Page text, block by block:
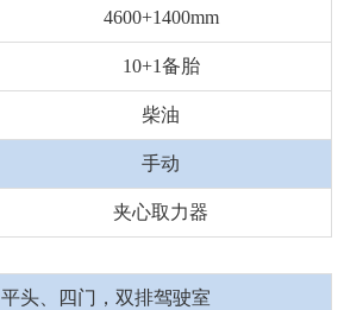
4600+1400mm
10+1备胎
柴油
手动
夹心取力器
平头、四门，双排驾驶室